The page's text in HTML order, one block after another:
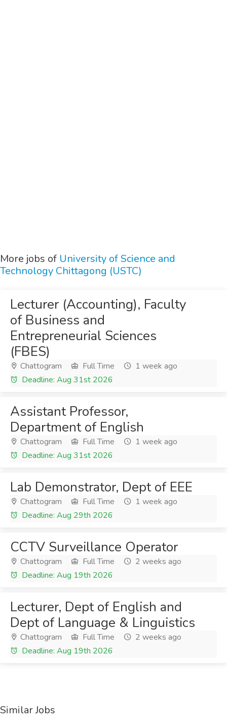
More jobs of University of Science and
Technology Chittagong (USTC)
Lecturer (Accounting), Faculty
of Business and
Entrepreneurial Sciences
(FBES)
Chattogram Full Time
1 week ago
Deadline: Aug 31st 2026
Assistant Professor,
Department of English
Chattogram Full Time
1 week ago
Deadline: Aug 31st 2026
Lab Demonstrator, Dept of EEE
Chattogram Full Time
1 week ago
Deadline: Aug 29th 2026
CCTV Surveillance Operator
Chattogram Full Time
2 weeks ago
Deadline: Aug 19th 2026
Lecturer, Dept of English and
Dept of Language & Linguistics
Chattogram Full Time
2 weeks ago
Deadline: Aug 19th 2026
Similar Jobs